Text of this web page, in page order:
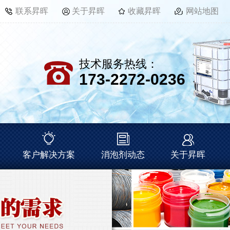
联系昇晖 关于昇晖 收藏昇晖 网站地图
技术服务热线：
173-2272-0236
客户解决方案 消泡剂动态 关于昇晖